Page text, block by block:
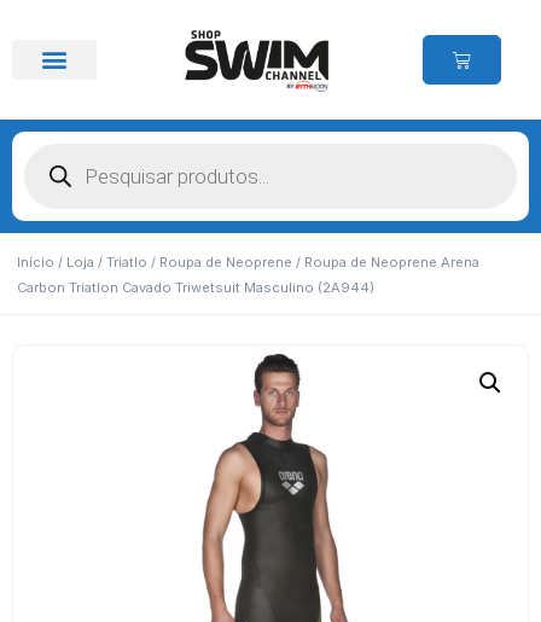
Início / Loja / Triatlo / Roupa de Neoprene / Roupa de Neoprene Arena
Carbon Triatlon Cavado Triwetsuit Masculino (2A944)